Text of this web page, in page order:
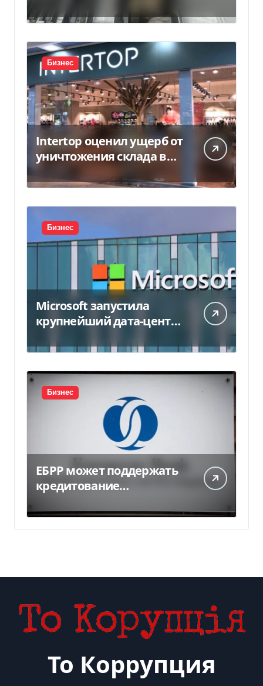
Бизнес
Intertop оценил ущерб от
уничтожения склада в
Бизнес
Microsoft запустила
крупнейший дата-центр
миллиарда
Бизнес
ЕБРР может поддержать
кредитование
300 млн евро — Delo.ua
То Коррупция